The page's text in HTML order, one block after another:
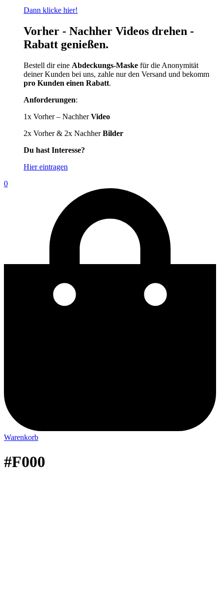
Dann klicke hier!
Vorher - Nachher Videos drehen -
Rabatt genießen.
Bestell dir eine Abdeckungs-Maske für die Anonymität
deiner Kunden bei uns, zahle nur den Versand und bekomm
pro Kunden einen Rabatt.
Anforderungen:
1x Vorher – NachherVideo
2x Vorher & 2x NachherBilder
Du hast Interesse?
Hier eintragen
0
Warenkorb
#F000